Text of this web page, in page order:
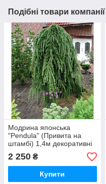
Подібні товари компанії
Модрина японська
"Pendula" (Привита на
штамбі) 1,4м декоративні
кущі для саду, саджанці,
вічнозелені рослини в
горщиках
2 250 ₴
Купити